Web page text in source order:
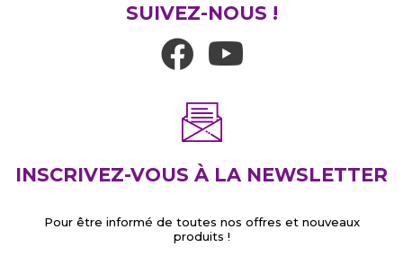
SUIVEZ-NOUS !
INSCRIVEZ-VOUS À LA NEWSLETTER
Pour être informé de toutes nos offres et nouveaux
produits !